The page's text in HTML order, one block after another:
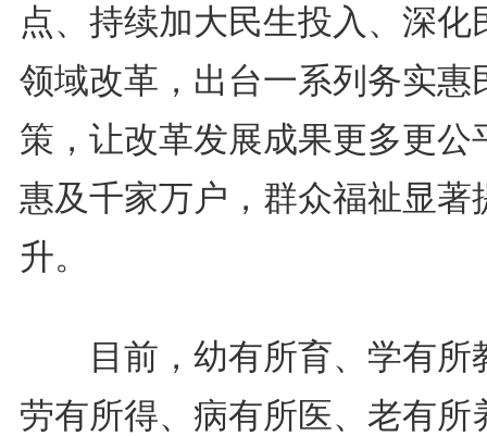
点、持续加大民生投入、深化
领域改革，出台一系列务实惠
策，让改革发展成果更多更公
惠及千家万户，群众福祉显著
升。
目前，幼有所育、学有所
劳有所得、病有所医、老有所